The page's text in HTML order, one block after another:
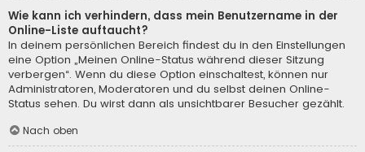
Wie kann ich verhindern, dass mein Benutzername in der
Online-Liste auftaucht?
In deinem persönlichen Bereich findest du in den Einstellungen
eine Option „Meinen Online-Status während dieser Sitzung
verbergen“. Wenn du diese Option einschaltest, können nur
Administratoren, Moderatoren und du selbst deinen Online-
Status sehen. Du wirst dann als unsichtbarer Besucher gezählt.
Nach oben